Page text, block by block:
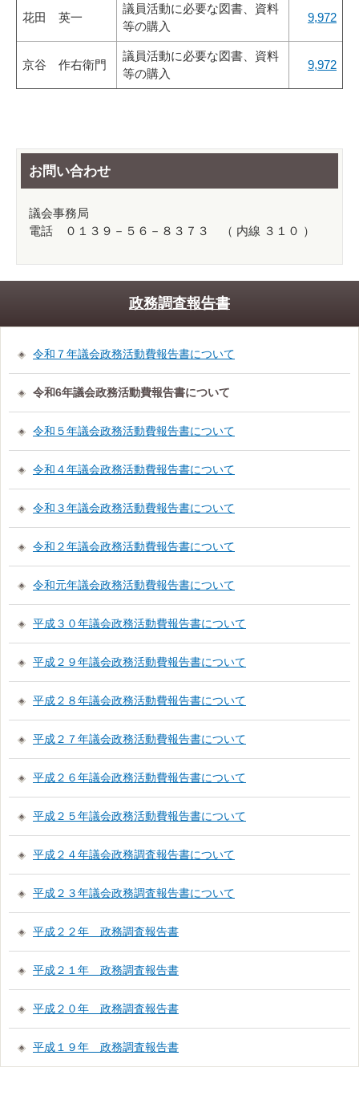
花田 英一
議員活動に必要な図書、資料
等の購入
9,972
京谷 作右衛門
議員活動に必要な図書、資料
等の購入
9,972
お問い合わせ
議会事務局
電話 ０１３９－５６－８３７３ （ 内線 ３１０ ）
政務調査報告書
令和７年議会政務活動費報告書について
令和6年議会政務活動費報告書について
令和５年議会政務活動費報告書について
令和４年議会政務活動費報告書について
令和３年議会政務活動費報告書について
令和２年議会政務活動費報告書について
令和元年議会政務活動費報告書について
平成３０年議会政務活動費報告書について
平成２９年議会政務活動費報告書について
平成２８年議会政務活動費報告書について
平成２７年議会政務活動費報告書について
平成２６年議会政務活動費報告書について
平成２５年議会政務活動費報告書について
平成２４年議会政務調査報告書について
平成２３年議会政務調査報告書について
平成２２年 政務調査報告書
平成２１年 政務調査報告書
平成２０年 政務調査報告書
平成１９年 政務調査報告書